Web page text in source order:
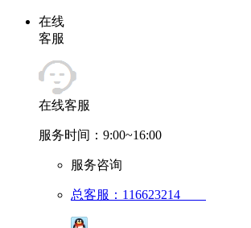
在线
客服
在线客服
服务时间：9:00~16:00
服务咨询
总客服：116623214